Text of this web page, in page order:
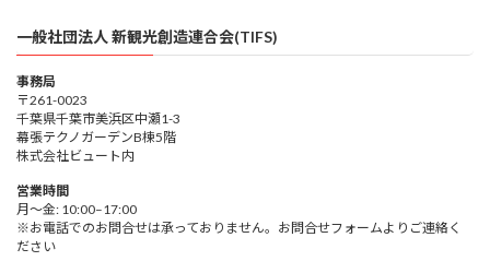
一般社団法人 新観光創造連合会(TIFS)
事務局
〒261-0023
千葉県千葉市美浜区中瀬1-3
幕張テクノガーデンB棟5階
株式会社ビュート内
営業時間
月～金: 10:00–17:00
※お電話でのお問合せは承っておりません。お問合せフォームよりご連絡く
ださい